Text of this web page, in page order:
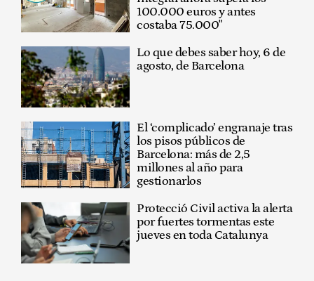
100.000 euros y antes
costaba 75.000"
Lo que debes saber hoy, 6 de
agosto, de Barcelona
El ‘complicado’ engranaje tras
los pisos públicos de
Barcelona: más de 2,5
millones al año para
gestionarlos
Protecció Civil activa la alerta
por fuertes tormentas este
jueves en toda Catalunya